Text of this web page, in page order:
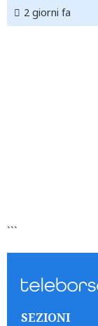
2 giorni fa
```
SEZIONI